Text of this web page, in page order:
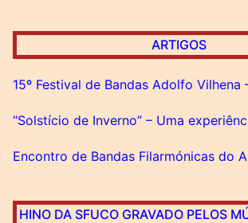
ARTIGOS
15º Festival de Bandas Adolfo Vilhena
“Solstício de Inverno” – Uma
Encontro de Bandas Filarmónicas do
HINO DA SFUCO GRAVADO PELOS